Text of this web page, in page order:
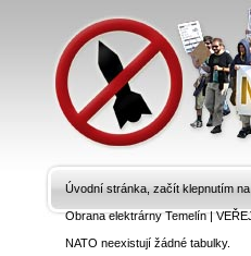
Úvodní stránka, začít klepnutím
Obrana elektrárny Temelín|
NATO neexistují žádné tabulky.